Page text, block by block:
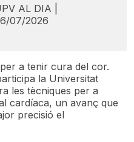
AL DIA |
07/2026
a tenir cura del cor.
la Universitat
les tècniques per a
cardíaca, un avanç que
precisió el